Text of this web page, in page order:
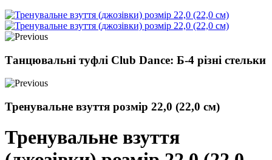
Танцювальні туфлі Club Dance: Б-4 різні стельки
Тренувальне взуття розмір 22,0 (22,0 см)
Тренувальне взуття